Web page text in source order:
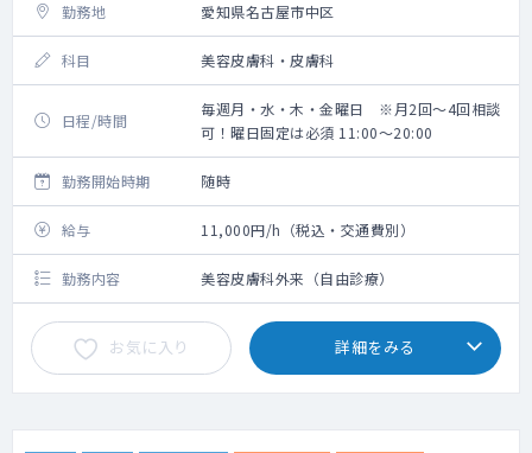
勤務地 愛知県名古屋市中区
科目 美容皮膚科・皮膚科
日程/時間
毎週月・水・木・金曜日 ※月2回～4回相談
可！曜日固定は必須 11:00～20:00
勤務開始時期 随時
給与 11,000円/h（税込・交通費別）
勤務内容 美容皮膚科外来（自由診療）
お気に入り 詳細をみる